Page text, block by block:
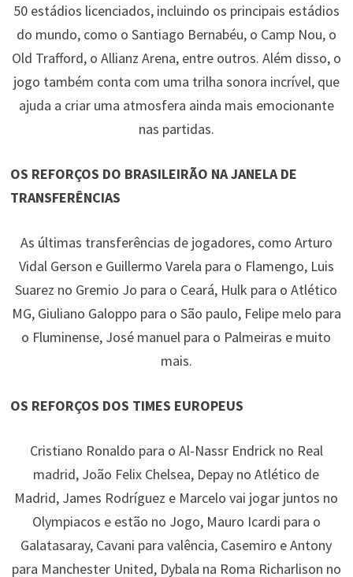
50 estádios licenciados, incluindo os principais estádios
do mundo, como o Santiago Bernabéu, o Camp Nou, o
Old Trafford, o Allianz Arena, entre outros. Além disso, o
jogo também conta com uma trilha sonora incrível, que
ajuda a criar uma atmosfera ainda mais emocionante
nas partidas.
OS REFORÇOS DO BRASILEIRÃO NA JANELA DE
TRANSFERÊNCIAS
As últimas transferências de jogadores, como Arturo
Vidal Gerson e Guillermo Varela para o Flamengo, Luis
Suarez no Gremio Jo para o Ceará, Hulk para o Atlético
MG, Giuliano Galoppo para o São paulo, Felipe melo para
o Fluminense, José manuel para o Palmeiras e muito
mais.
OS REFORÇOS DOS TIMES EUROPEUS
Cristiano Ronaldo para o Al-Nassr Endrick no Real
madrid, João Felix Chelsea, Depay no Atlético de
Madrid, James Rodríguez e Marcelo vai jogar juntos no
Olympiacos e estão no Jogo, Mauro Icardi para o
Galatasaray, Cavani para valência, Casemiro e Antony
para Manchester United, Dybala na Roma Richarlison no